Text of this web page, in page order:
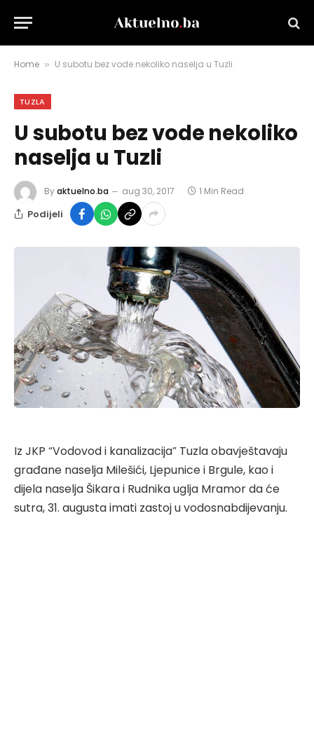
Home » U subotu bez vode nekoliko naselja u Tuzli
TUZLA
U subotu bez vode nekoliko
naselja u Tuzli
Byaktuelno.ba aug 30, 2017 1 Min Read
Podijeli
Iz JKP “Vodovod i kanalizacija” Tuzla obavještavaju
građane naselja Milešići, Ljepunice i Brgule, kao i
dijela naselja Šikara i Rudnika uglja Mramor da će
sutra, 31. augusta imati zastoj u vodosnabdijevanju.